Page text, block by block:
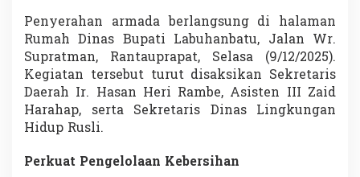
P
e
g
o
l
Penyerahan armada berlangsung di halaman
Rumah Dinas Bupati Labuhanbatu, Jalan Wr.
Supratman, Rantauprapat, Selasa (9/12/2025).
Kegiatan tersebut turut disaksikan Sekretaris
Daerah Ir. Hasan Heri Rambe, Asisten III Zaid
Harahap, serta Sekretaris Dinas Lingkungan
Hidup Rusli.
Perkuat Pengelolaan Kebersihan